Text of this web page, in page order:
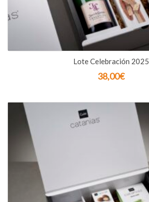
Lote Celebración 2025
38,00€